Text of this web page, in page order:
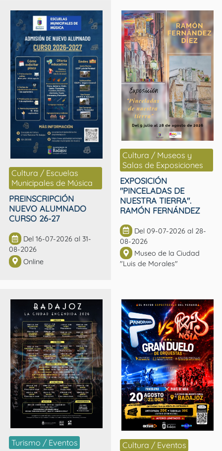
Cultura / Escuelas
Municipales de Música
PREINSCRIPCIÓN
NUEVO ALUMNADO
CURSO 26-27
Del 16-07-2026 al 31-
08-2026
Online
Cultura / Museos y
Salas de Exposiciones
EXPOSICIÓN
"PINCELADAS DE
NUESTRA TIERRA".
RAMÓN FERNÁNDEZ
Del 09-07-2026 al 28-
08-2026
Museo de la Ciudad
"Luis de Morales"
Turismo / Eventos Cultura / Eventos